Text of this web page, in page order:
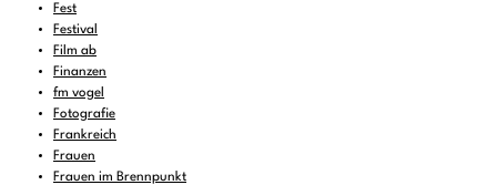
Fest
Festival
Film ab
Finanzen
fm vogel
Fotografie
Frankreich
Frauen
Frauen im Brennpunkt